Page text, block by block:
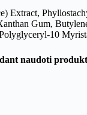
Extract,
Gum,
10
naudoti